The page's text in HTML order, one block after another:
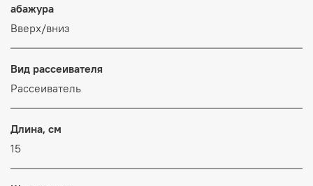
абажура
Вверх/вниз
Вид рассеивателя
Рассеиватель
Длина, см
15